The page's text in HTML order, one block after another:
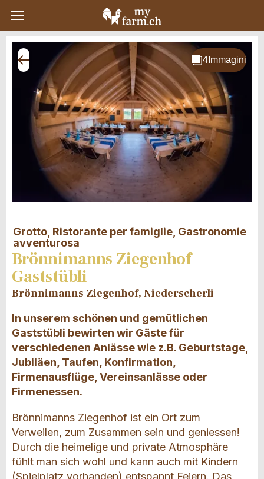
Grotto, Ristorante per famiglie, Gastronomie
avventurosa
Brönnimanns Ziegenhof
Gaststübli
Brönnimanns Ziegenhof, Niederscherli
In unserem schönen und gemütlichen
Gaststübli bewirten wir Gäste für
verschiedenen Anlässe wie z.B. Geburtstage,
Jubiläen, Taufen, Konfirmation,
Firmenausflüge, Vereinsanlässe oder
Firmenessen.
Brönnimanns Ziegenhof ist ein Ort zum
Verweilen, zum Zusammen sein und geniessen!
Durch die heimelige und private Atmosphäre
fühlt man sich wohl und kann auch mit Kindern
(Spielplatz vorhanden) entspannt Feiern. Das